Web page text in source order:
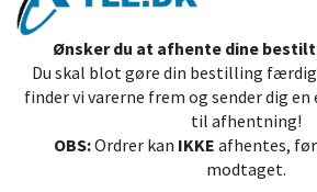
Ønsker du at afhente dine
Du skal blot gøre din bestilling færdig
finder vi varerne frem og sender dig
til afhentning!
OBS:Ordrer kan IKKE afhentes,
modtaget.